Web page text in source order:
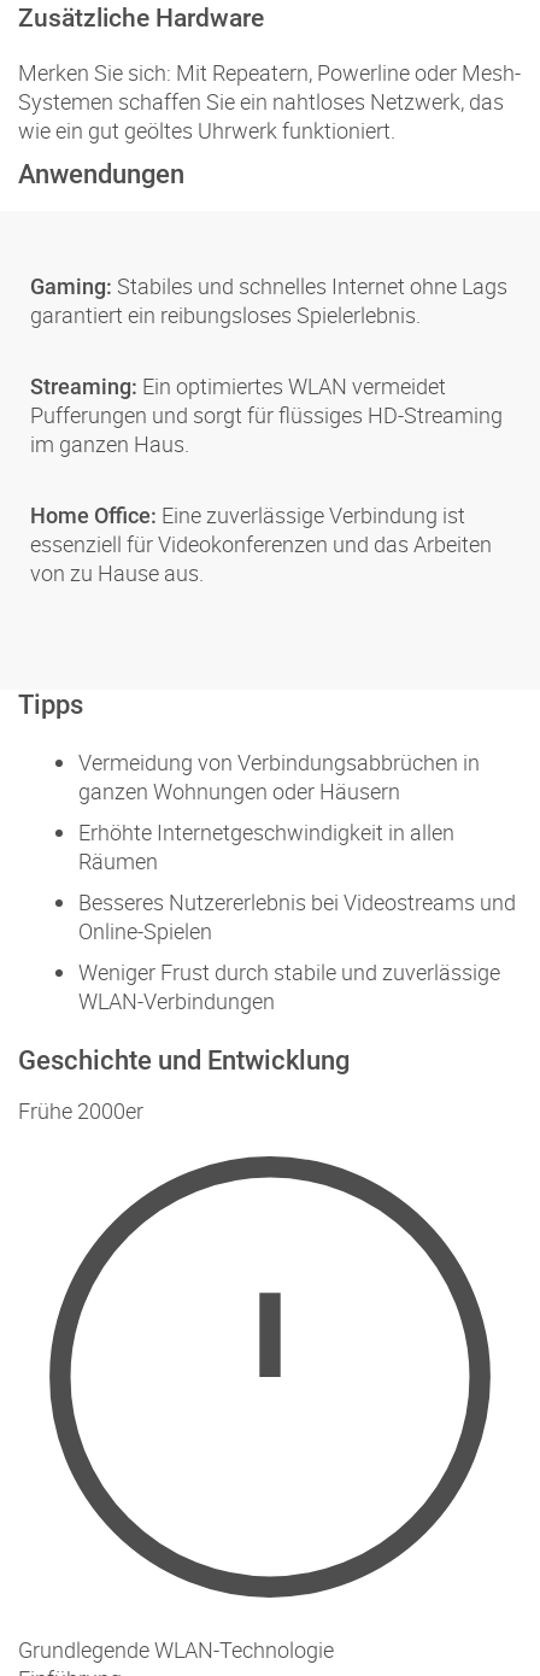
Zusätzliche Hardware
Merken Sie sich: Mit Repeatern, Powerline oder Mesh-
Systemen schaffen Sie ein nahtloses Netzwerk, das
wie ein gut geöltes Uhrwerk funktioniert.
Anwendungen
Gaming: Stabiles und schnelles Internet ohne Lags
garantiert ein reibungsloses Spielerlebnis.
Streaming: Ein optimiertes WLAN vermeidet
Pufferungen und sorgt für flüssiges HD-Streaming
im ganzen Haus.
Home Office: Eine zuverlässige Verbindung ist
essenziell für Videokonferenzen und das Arbeiten
von zu Hause aus.
Tipps
Vermeidung von Verbindungsabbrüchen in
ganzen Wohnungen oder Häusern
Erhöhte Internetgeschwindigkeit in allen
Räumen
Besseres Nutzererlebnis bei Videostreams und
Online-Spielen
Weniger Frust durch stabile und zuverlässige
WLAN-Verbindungen
Geschichte und Entwicklung
Frühe 2000er
Grundlegende WLAN-Technologie